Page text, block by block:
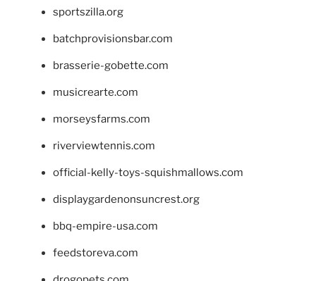
sportszilla.org
batchprovisionsbar.com
brasserie-gobette.com
musicrearte.com
morseysfarms.com
riverviewtennis.com
official-kelly-toys-squishmallows.com
displaygardenonsuncrest.org
bbq-empire-usa.com
feedstoreva.com